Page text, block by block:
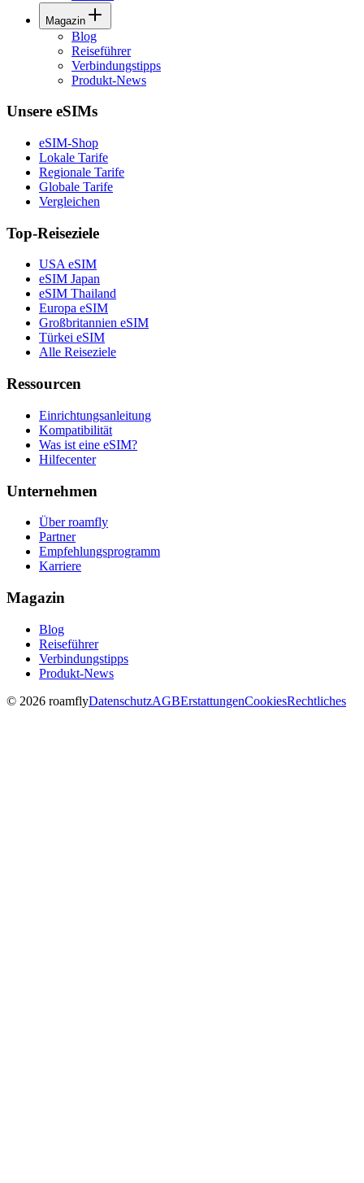
Magazin
Blog
Reiseführer
Verbindungstipps
Produkt-News
Unsere eSIMs
eSIM-Shop
Lokale Tarife
Regionale Tarife
Globale Tarife
Vergleichen
Top-Reiseziele
USA eSIM
eSIM Japan
eSIM Thailand
Europa eSIM
Großbritannien eSIM
Türkei eSIM
Alle Reiseziele
Ressourcen
Einrichtungsanleitung
Kompatibilität
Was ist eine eSIM?
Hilfecenter
Unternehmen
Über roamfly
Partner
Empfehlungsprogramm
Karriere
Magazin
Blog
Reiseführer
Verbindungstipps
Produkt-News
© 2026 roamflyDatenschutzAGBErstattungenCookiesRechtliches